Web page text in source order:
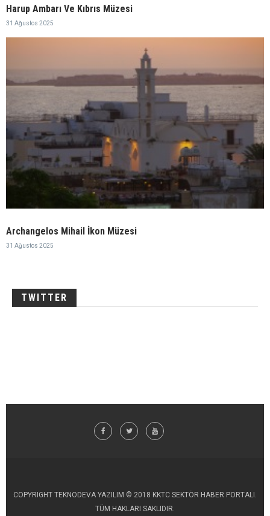
Harup Ambarı Ve Kıbrıs Müzesi
31 Ağustos 2025
Archangelos Mihail İkon Müzesi
31 Ağustos 2025
TWITTER
COPYRIGHT TEKNODEVA YAZILIM © 2018 KKTC SEKTÖR HABER PORTALI.
TÜM HAKLARI SAKLIDIR.